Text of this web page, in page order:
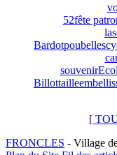
52fête
Bardotpoubelles
souvenir
Billottaille
[
FRONCLES - Village